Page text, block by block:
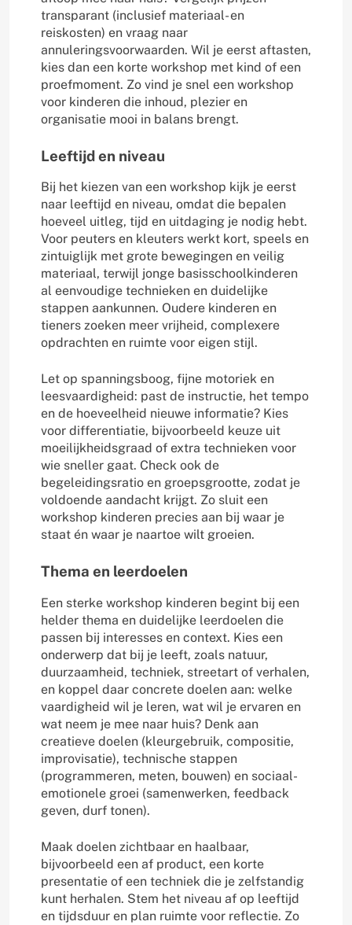
transparant (inclusief materiaal- en
reiskosten) en vraag naar
annuleringsvoorwaarden. Wil je eerst aftasten,
kies dan een korte workshop met kind of een
proefmoment. Zo vind je snel een workshop
voor kinderen die inhoud, plezier en
organisatie mooi in balans brengt.
Leeftijd en niveau
Bij het kiezen van een workshop kijk je eerst
naar leeftijd en niveau, omdat die bepalen
hoeveel uitleg, tijd en uitdaging je nodig hebt.
Voor peuters en kleuters werkt kort, speels en
zintuiglijk met grote bewegingen en veilig
materiaal, terwijl jonge basisschoolkinderen
al eenvoudige technieken en duidelijke
stappen aankunnen. Oudere kinderen en
tieners zoeken meer vrijheid, complexere
opdrachten en ruimte voor eigen stijl.
Let op spanningsboog, fijne motoriek en
leesvaardigheid: past de instructie, het tempo
en de hoeveelheid nieuwe informatie? Kies
voor differentiatie, bijvoorbeeld keuze uit
moeilijkheidsgraad of extra technieken voor
wie sneller gaat. Check ook de
begeleidingsratio en groepsgrootte, zodat je
voldoende aandacht krijgt. Zo sluit een
workshop kinderen precies aan bij waar je
staat én waar je naartoe wilt groeien.
Thema en leerdoelen
Een sterke workshop kinderen begint bij een
helder thema en duidelijke leerdoelen die
passen bij interesses en context. Kies een
onderwerp dat bij je leeft, zoals natuur,
duurzaamheid, techniek, streetart of verhalen,
en koppel daar concrete doelen aan: welke
vaardigheid wil je leren, wat wil je ervaren en
wat neem je mee naar huis? Denk aan
creatieve doelen (kleurgebruik, compositie,
improvisatie), technische stappen
(programmeren, meten, bouwen) en sociaal-
emotionele groei (samenwerken, feedback
geven, durf tonen).
Maak doelen zichtbaar en haalbaar,
bijvoorbeeld een af product, een korte
presentatie of een techniek die je zelfstandig
kunt herhalen. Stem het niveau af op leeftijd
en tijdsduur en plan ruimte voor reflectie. Zo